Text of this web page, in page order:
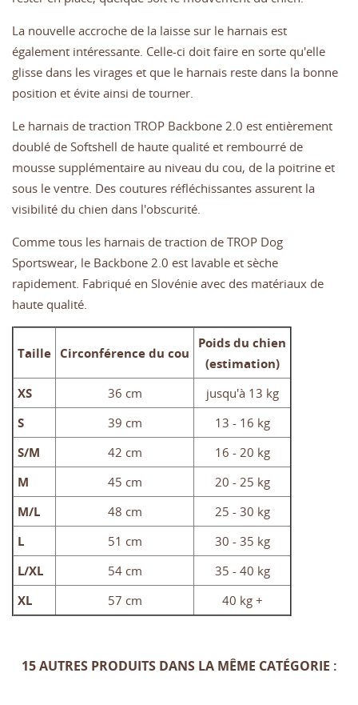
La nouvelle accroche de la laisse sur le harnais est
également intéressante. Celle-ci doit faire en sorte qu'elle
glisse dans les virages et que le harnais reste dans la bonne
position et évite ainsi de tourner.
Le harnais de traction TROP Backbone 2.0 est entièrement
doublé de Softshell de haute qualité et rembourré de
mousse supplémentaire au niveau du cou, de la poitrine et
sous le ventre. Des coutures réfléchissantes assurent la
visibilité du chien dans l'obscurité.
Comme tous les harnais de traction de TROP Dog
Sportswear, le Backbone 2.0 est lavable et sèche
rapidement. Fabriqué en Slovénie avec des matériaux de
haute qualité.
Taille Circonférence du cou
Poids du chien
(estimation)
XS
36 cm
jusqu'à 13 kg
S
39 cm
13 - 16 kg
S/M
42 cm
16 - 20 kg
M
45 cm
20 - 25 kg
M/L
48 cm
25 - 30 kg
L
51 cm
30 - 35 kg
L/XL
54 cm
35 - 40 kg
XL
57 cm 40 kg +
15 AUTRES PRODUITS DANS LA MÊME CATÉGORIE :